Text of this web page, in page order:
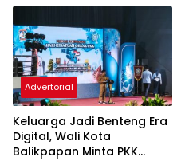
Advertorial
Keluarga Jadi Benteng Era
Digital, Wali Kota
Balikpapan Minta PKK